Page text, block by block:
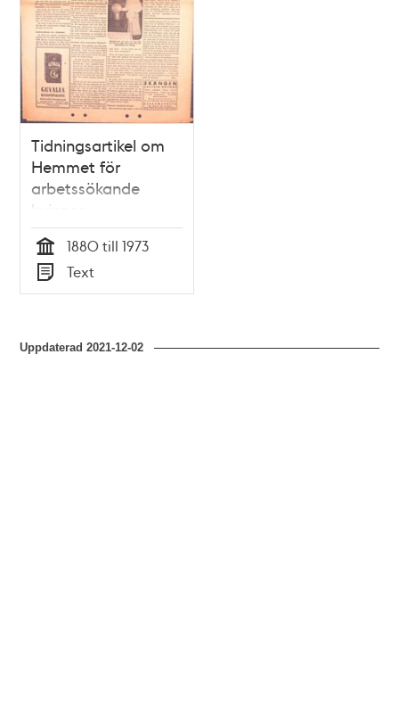
Tidningsartikel om
Hemmet för
arbetssökande
kvinnor
Tid
1880 till 1973
Typ
Text
Uppdaterad2021-12-02